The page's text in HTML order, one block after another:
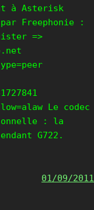
à Asterisk
Freephonie :
=>
Le codec
: la
G722.
01/09/2011